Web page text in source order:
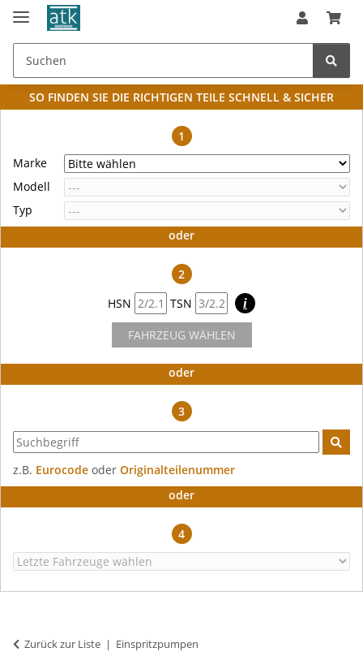
SO FINDEN SIE DIE RICHTIGEN TEILE SCHNELL & SICHER
1
Marke
Modell
Typ
oder
2
HSN
TSN i
FAHRZEUG WÄHLEN
oder
3
z.B. Eurocode oder Originalteilenummer
oder
4
Zurück zur Liste Einspritzpumpen